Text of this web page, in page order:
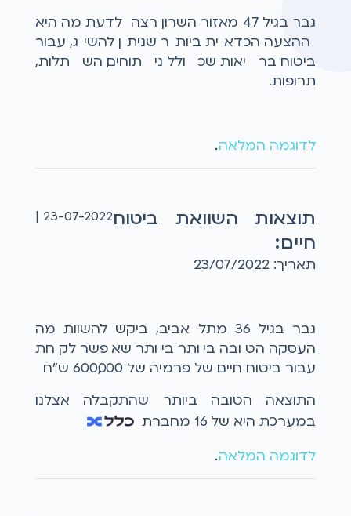
גבר בגיל 47 מאזור השרון רצה לדעת מה היא
ההצעה הכדאית ביותר שניתן להשיג, עבור
ביטוח בריאות שכולל ניתוחים, השתלות,
תרופות.
לדוגמה המלאה...
23-07-2022 |תוצאות השוואת ביטוח
חיים:
תאריך: 23/07/2022
גבר בגיל 36 מתל אביב, ביקש להשוות מה
העסקה הטובה ביותר ביותר שאפשר לקחת
עבור ביטוח חיים של פרמיה של 600,000 ש"ח
התוצאה הטובה ביותר שהתקבלה אצלנו
במערכת היא של 16 מחברת
לדוגמה המלאה...